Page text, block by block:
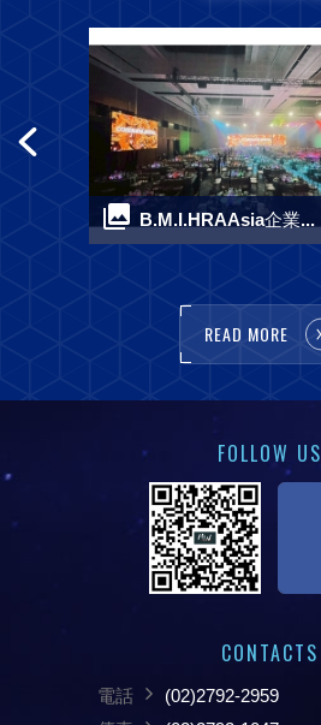
B.M.I.HRAAsia企業...
READ MORE
FOLLOW US
CONTACTS
電話
(02)2792-2959